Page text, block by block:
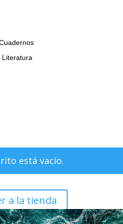
Literatura
está vacío.
a la tienda